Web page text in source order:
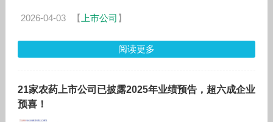
2026-04-03 【 上市公司 】
阅读更多
21家农药上市公司已披露2025年业绩预告，超六成企业
预喜！